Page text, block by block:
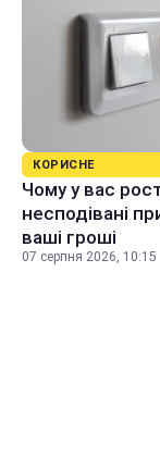
КОРИСНЕ
Чому у вас
несподівані
ваші гроші
07 серпня 2026, 10:15